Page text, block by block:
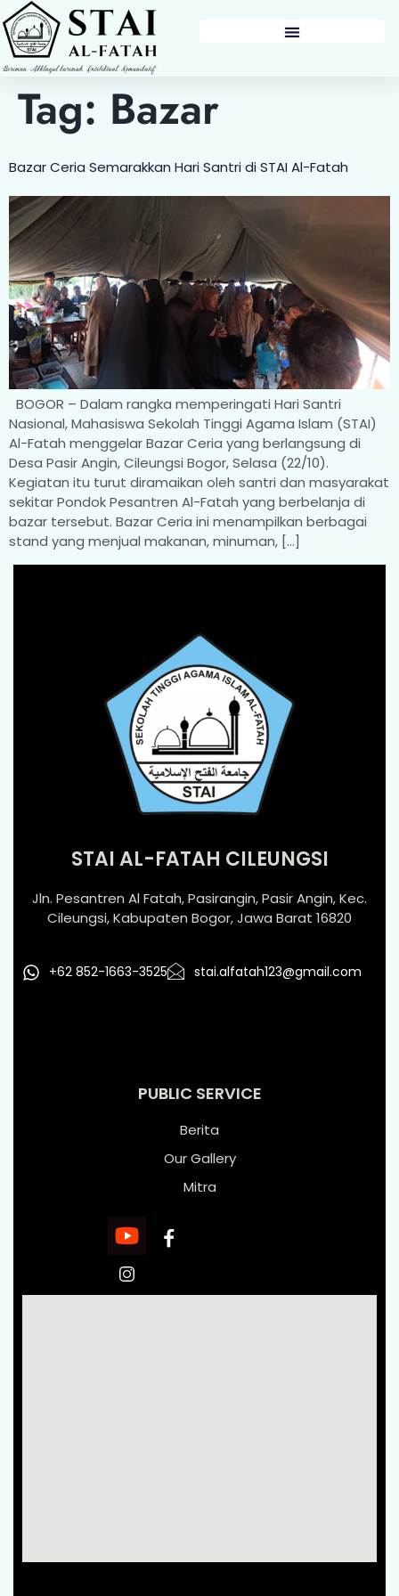
Tag: Bazar
Bazar Ceria Semarakkan Hari Santri di STAI Al-Fatah
BOGOR – Dalam rangka memperingati Hari Santri
Nasional, Mahasiswa Sekolah Tinggi Agama Islam (STAI)
Al-Fatah menggelar Bazar Ceria yang berlangsung di
Desa Pasir Angin, Cileungsi Bogor, Selasa (22/10).
Kegiatan itu turut diramaikan oleh santri dan masyarakat
sekitar Pondok Pesantren Al-Fatah yang berbelanja di
bazar tersebut. Bazar Ceria ini menampilkan berbagai
stand yang menjual makanan, minuman, […]
STAI AL-FATAH CILEUNGSI
Jln. Pesantren Al Fatah, Pasirangin, Pasir Angin, Kec.
Cileungsi, Kabupaten Bogor, Jawa Barat 16820
+62 852-1663-3525 stai.alfatah123@gmail.com
PUBLIC SERVICE
Berita
Our Gallery
Mitra